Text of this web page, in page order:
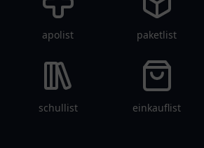
apolist paketlist
schullist einkauflist